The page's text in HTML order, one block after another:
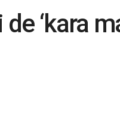
‘kara